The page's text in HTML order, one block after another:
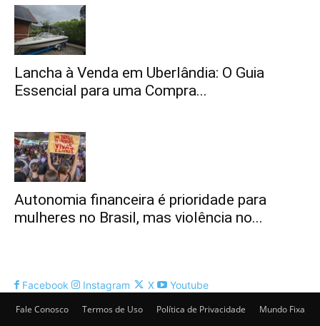
Lancha à Venda em Uberlândia: O Guia
Essencial para uma Compra...
Autonomia financeira é prioridade para
mulheres no Brasil, mas violência no...
Facebook Instagram X
Youtube
Fale Conosco
Termos de Uso Política de Privacidade Mundo Fixa